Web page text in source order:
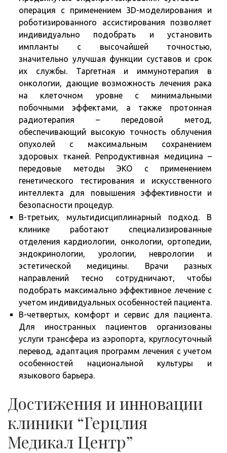
операция с применением 3D-моделирования и
роботизированного ассистирования позволяет
индивидуально подобрать и установить
импланты с высочайшей точностью,
значительно улучшая функции суставов и срок
их службы. Таргетная и иммунотерапия в
онкологии, дающие возможность лечения рака
на клеточном уровне с минимальными
побочными эффектами, а также протонная
радиотерапия – передовой метод,
обеспечивающий высокую точность облучения
опухолей с максимальным сохранением
здоровых тканей. Репродуктивная медицина –
передовые методы ЭКО с применением
генетического тестирования и искусственного
интеллекта для повышения эффективности и
безопасности процедур.
В-третьих, мультидисциплинарный подход. В
клинике работают специализированные
отделения кардиологии, онкологии, ортопедии,
эндокринологии, урологии, неврологии и
эстетической медицины. Врачи разных
направлений тесно сотрудничают, чтобы
подобрать максимально эффективное лечение с
учетом индивидуальных особенностей пациента.
В-четвертых, комфорт и сервис для пациента.
Для иностранных пациентов организованы
услуги трансфера из аэропорта, круглосуточный
перевод, адаптация программ лечения с учетом
особенностей национальной культуры и
языкового барьера.
Достижения и инновации
клиники “Герцлия
Медикал Центр”